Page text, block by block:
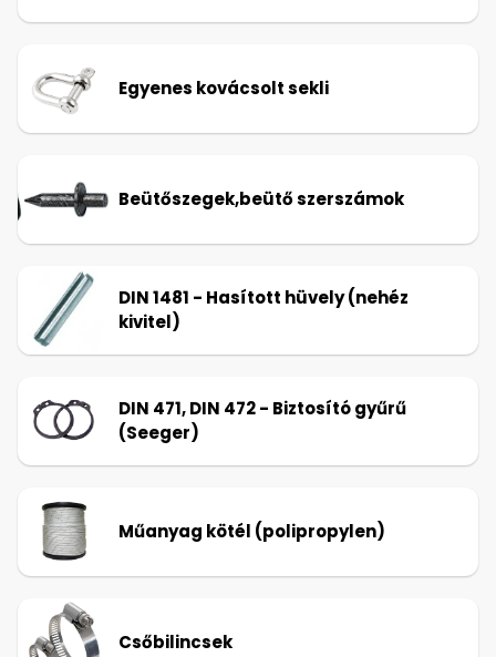
Egyenes kovácsolt sekli
Beütőszegek,beütő szerszámok
DIN 1481 - Hasított hüvely (nehéz
kivitel)
DIN 471, DIN 472 - Biztosító gyűrű
(Seeger)
Műanyag kötél (polipropylen)
Csőbilincsek